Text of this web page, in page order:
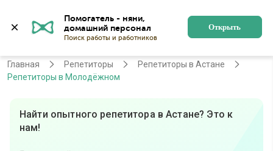
Помогатель - няни,
Поиск работы и работников
Открыть
Астана Регистрация
Главная Репетиторы
Репетиторы в Астане
Репетиторы в Молодёжном
Найти опытного репетитора в Астане? Это к
нам!